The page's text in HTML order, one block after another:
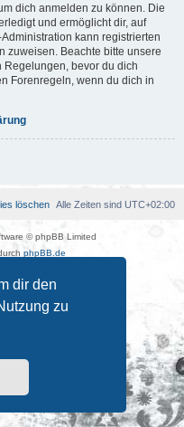
dir den
zu
dich anmelden zu können. Die
und ermöglicht dir, auf
kann registrierten
zuweisen. Beachte bitte unsere
bevor du dich
Forenregeln, wenn du dich in
Alle Zeiten sind UTC+02:00
löschen
© phpBB Limited
phpBB.de